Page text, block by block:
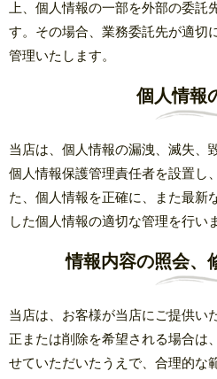
上、個人情報の一部を外部の委託
す。その場合、業務委託先が適切
管理いたします。
個人情報
当店は、個人情報の漏洩、滅失、
個人情報保護管理責任者を設置し
た、個人情報を正確に、また最新
した個人情報の適切な管理を行い
情報内容の照会、
当店は、お客様が当店にご提供い
正または削除を希望される場合は
せていただいたうえで、合理的な